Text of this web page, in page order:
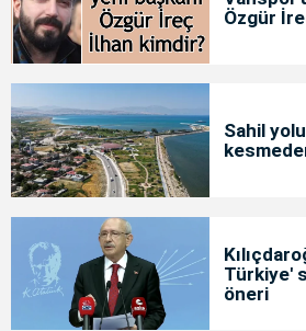
Özgür
Sahil
Türkiye'
öneri